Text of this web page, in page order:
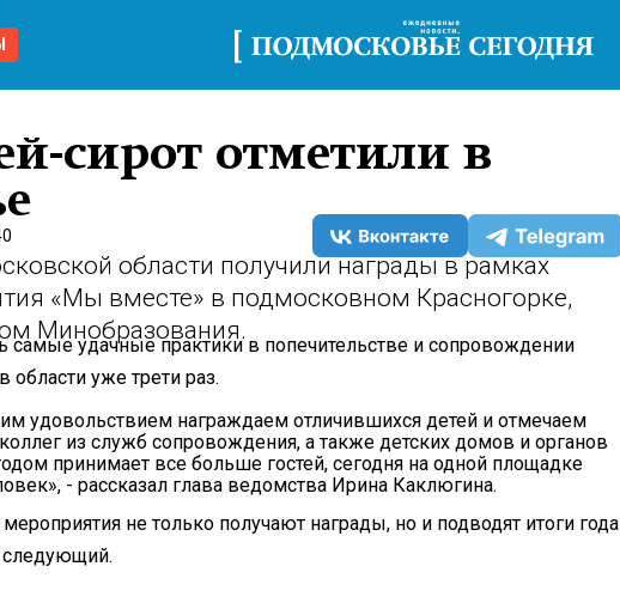
сирот отметили в
области получили награды в рамках
«Мы вместе» в подмосковном Красногорке,
Минобразования.
самые удачные практики в попечительстве и сопровождении
уже трети раз.
удовольствием награждаем отличившихся детей и отмечаем
из служб сопровождения, а также детских домов и органов
принимает все больше гостей, сегодня на одной площадке
- рассказал глава ведомства Ирина Каклюгина.
не только получают награды, но и подводят итоги года
следующий.